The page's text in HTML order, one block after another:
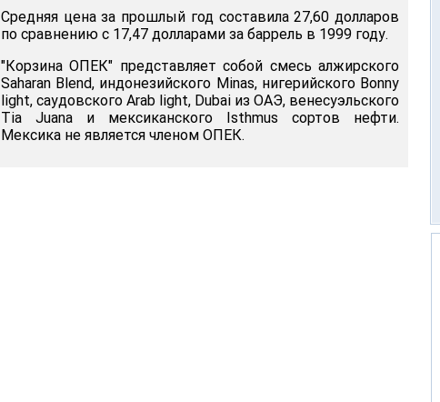
Средняя цена за прошлый год составила 27,60 долларов
по сравнению с 17,47 долларами за баррель в 1999 году.
"Корзина ОПЕК" представляет собой смесь алжирского
Saharan Blend, индонезийского Minas, нигерийского Bonny
light, саудовского Arab light, Dubai из ОАЭ, венесуэльского
Tia Juana и мексиканского Isthmus сортов нефти.
Мексика не является членом ОПЕК.